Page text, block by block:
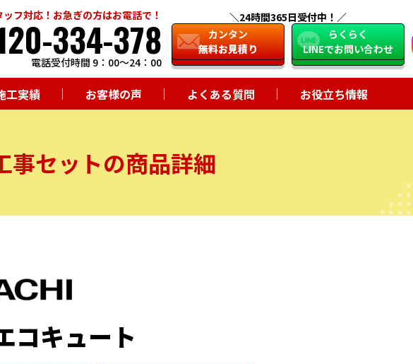
フ対応！お急ぎの方はお電話で！
334-378
電話受付時間 9：00～24：00
24時間365日受付中！
カンタン
無料お見積り
らくらく
LINEでお問い合わせ
工実績 お客様の声 よくある質問 お役立ち情報
事セットの商品詳細
コキュート
close